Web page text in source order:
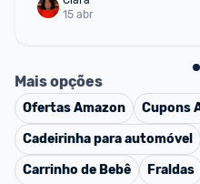
15 abr
Mais opções
OfertasAmazon Cupons
Cadeirinha para automóvel
Carrinho de Bebê
Fraldas